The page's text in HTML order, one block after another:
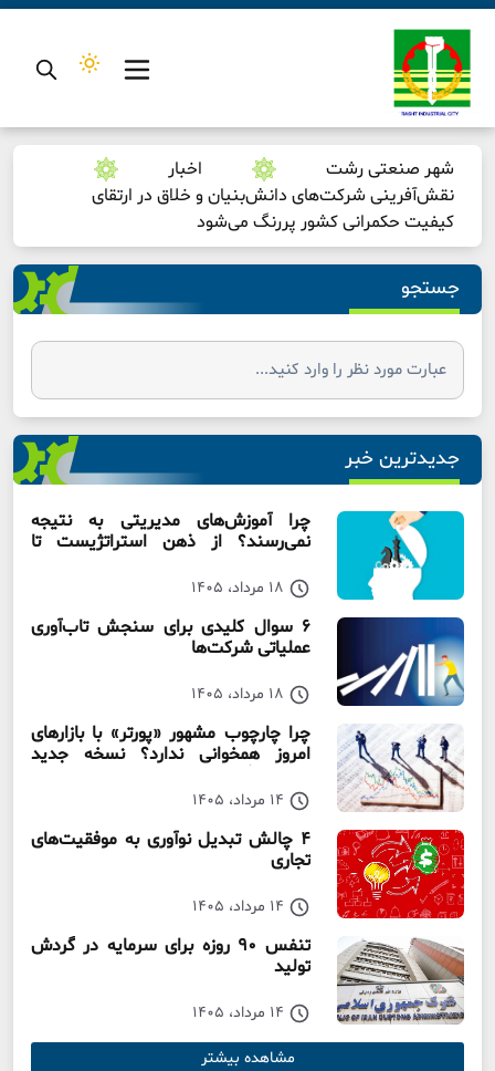
شهر صنعتی رشت
اخبار
نقش‌آفرینی شرکت‌های دانش‌بنیان و خلاق در ارتقای
کیفیت حکمرانی کشور پررنگ می‌شود
جستجو
جدیدترین خبر
چرا آموزش‌های مدیریتی به نتیجه
نمی‌رسند؟ از ذهن استراتژیست تا
18 مرداد، 1405
۶ سوال کلیدی برای سنجش تاب‌آوری
عملیاتی شرکت‌ها
18 مرداد، 1405
چرا چارچوب مشهور «پورتر» با بازارهای
امروز همخوانی ندارد؟ نسخه جدید
14 مرداد، 1405
۴ چالش تبدیل نوآوری به موفقیت‌های
تجاری
14 مرداد، 1405
تنفس ۹۰ روزه برای سرمایه در گردش
تولید
14 مرداد، 1405
مشاهده بیشتر